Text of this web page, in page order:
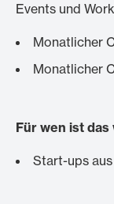
Events und
Monatlicher
Monatlicher
Für wen ist das
Start-ups